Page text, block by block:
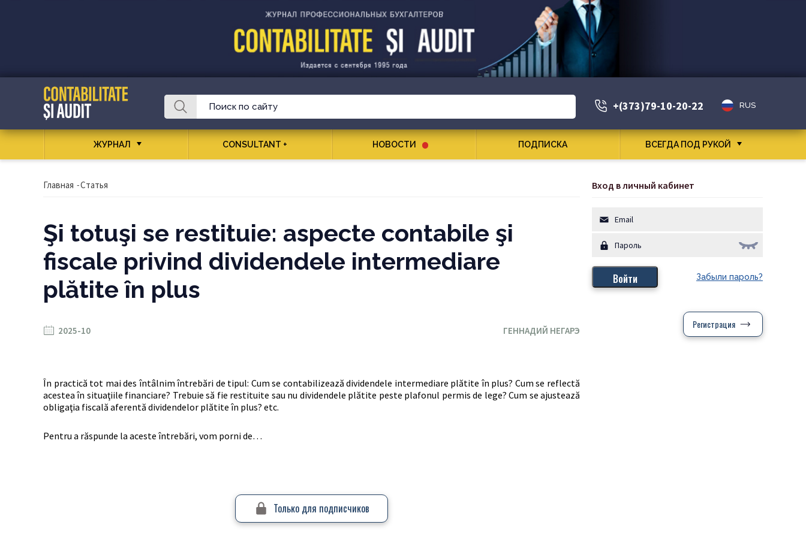
+(373)79-10-20-22 RUS
ЖУРНАЛ CONSULTANT + НОВОСТИ ПОДПИСКА ВСЕГДА ПОД РУКОЙ
Главная -Статья
Şi totuşi se restituie: aspecte contabile şi
fiscale privind dividendele intermediare
plătite în plus
2025-10 ГЕННАДИЙ НЕГАРЭ
În practică tot mai des întâlnim întrebări de tipul: Cum se contabilizează dividendele intermediare plătite în plus? Cum se reflectă
acestea în situaţiile financiare? Trebuie să fie restituite sau nu dividendele plătite peste plafonul permis de lege? Cum se ajustează
obligaţia fiscală aferentă dividendelor plătite în plus? etc.
Pentru a răspunde la aceste întrebări, vom porni de…
Только для подписчиков
Вход в личный кабинет
Забыли пароль?
Регистрация